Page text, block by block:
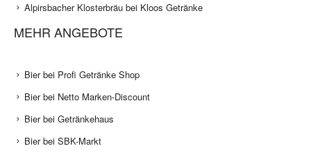
Alpirsbacher Klosterbräu bei Kloos Getränke
MEHR ANGEBOTE
Bier bei Profi Getränke Shop
Bier bei Netto Marken-Discount
Bier bei Getränkehaus
Bier bei SBK-Markt